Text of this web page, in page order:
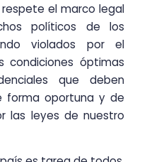
el marco legal
políticos de los
violados por el
condiciones óptimas
que deben
forma oportuna y de
las leyes de nuestro